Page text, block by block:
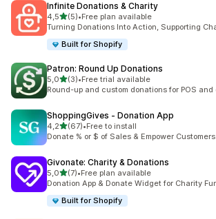
Infinite Donations & Charity
4,5de 5 estrelas
(5)
5 total de avaliações
•Free plan available
Turning Donations Into Action, Supporting
Built for Shopify
Patron: Round Up Donations
5,0de 5 estrelas
(3)
3 total de avaliações
•Free trial available
Round-up and custom donations for POS
ShoppingGives ‑ Donation App
4,2de 5 estrelas
(67)
67 total de avaliações
•Free to install
Donate % or $ of Sales & Empower
Givonate: Charity & Donations
5,0de 5 estrelas
(7)
7 total de avaliações
•Free plan available
Donation App & Donate Widget for Charity
Built for Shopify